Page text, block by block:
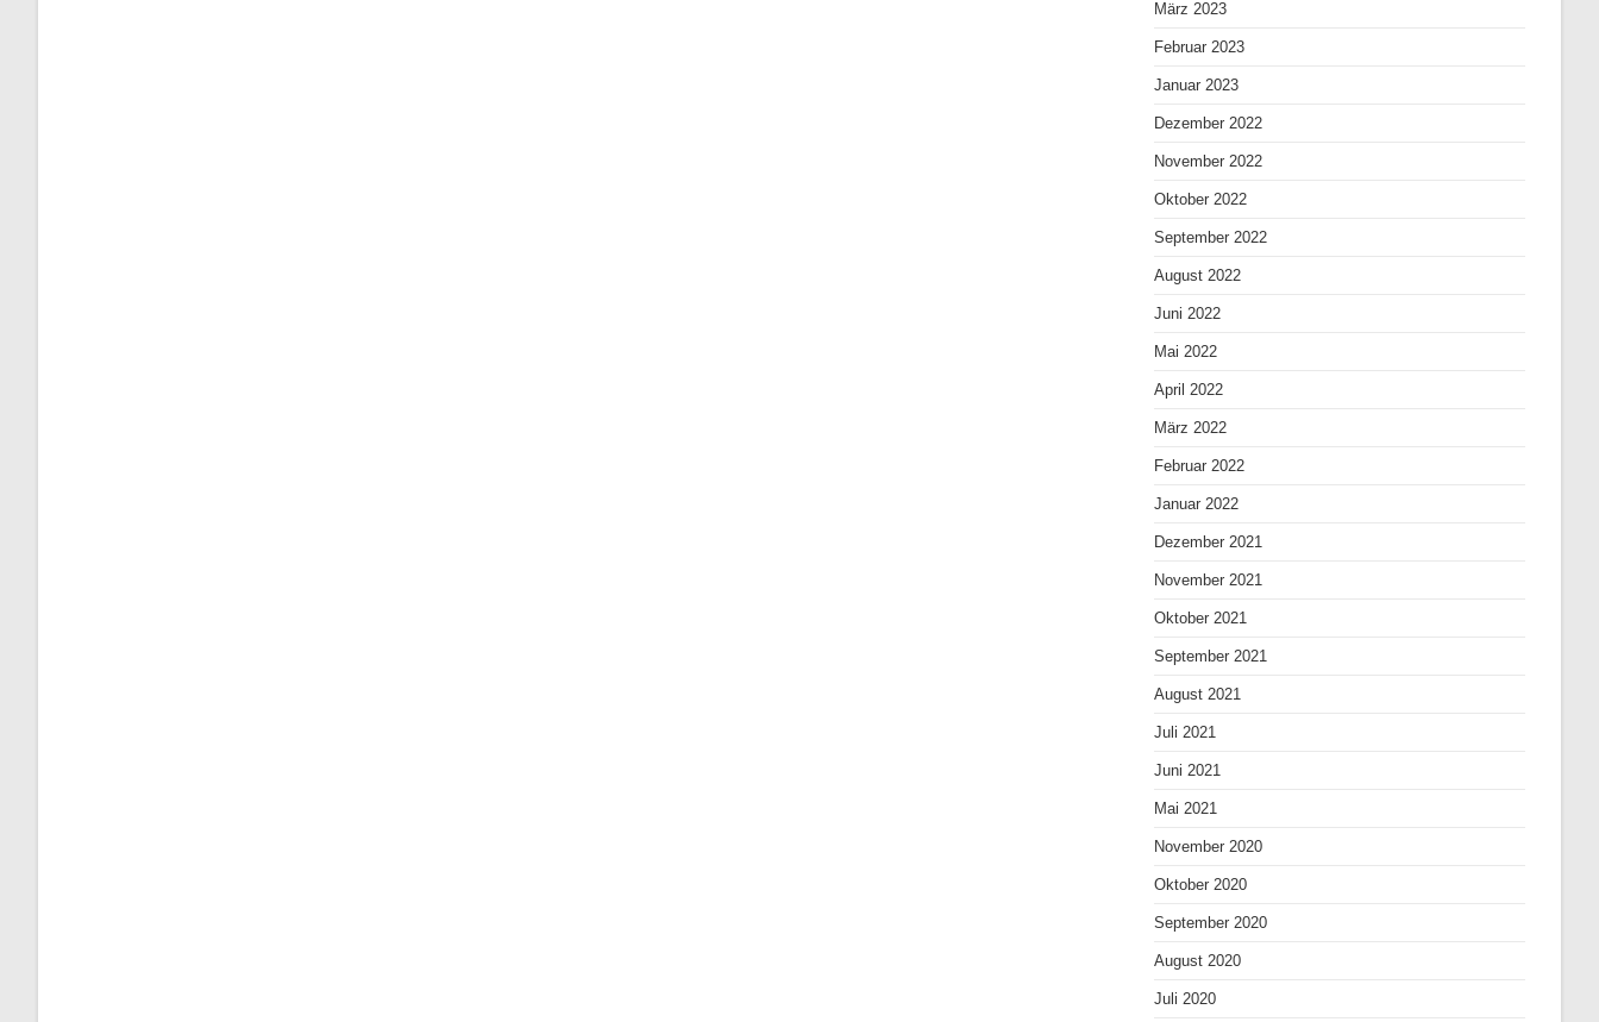
März 2023
Februar 2023
Januar 2023
Dezember 2022
November 2022
Oktober 2022
September 2022
August 2022
Juni 2022
Mai 2022
April 2022
März 2022
Februar 2022
Januar 2022
Dezember 2021
November 2021
Oktober 2021
September 2021
August 2021
Juli 2021
Juni 2021
Mai 2021
November 2020
Oktober 2020
September 2020
August 2020
Juli 2020